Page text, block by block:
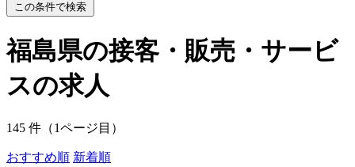
この条件で検索
福島県の接客・販売・サービ
スの求人
145 件（1ページ目）
おすすめ順 新着順